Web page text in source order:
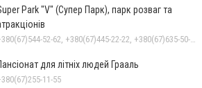
Park "V" (Супер Парк), парк розваг та
+380(67)544-52-62, +380(67)445-22-22, +380(67)635-50-50
для літніх людей Грааль
11-55